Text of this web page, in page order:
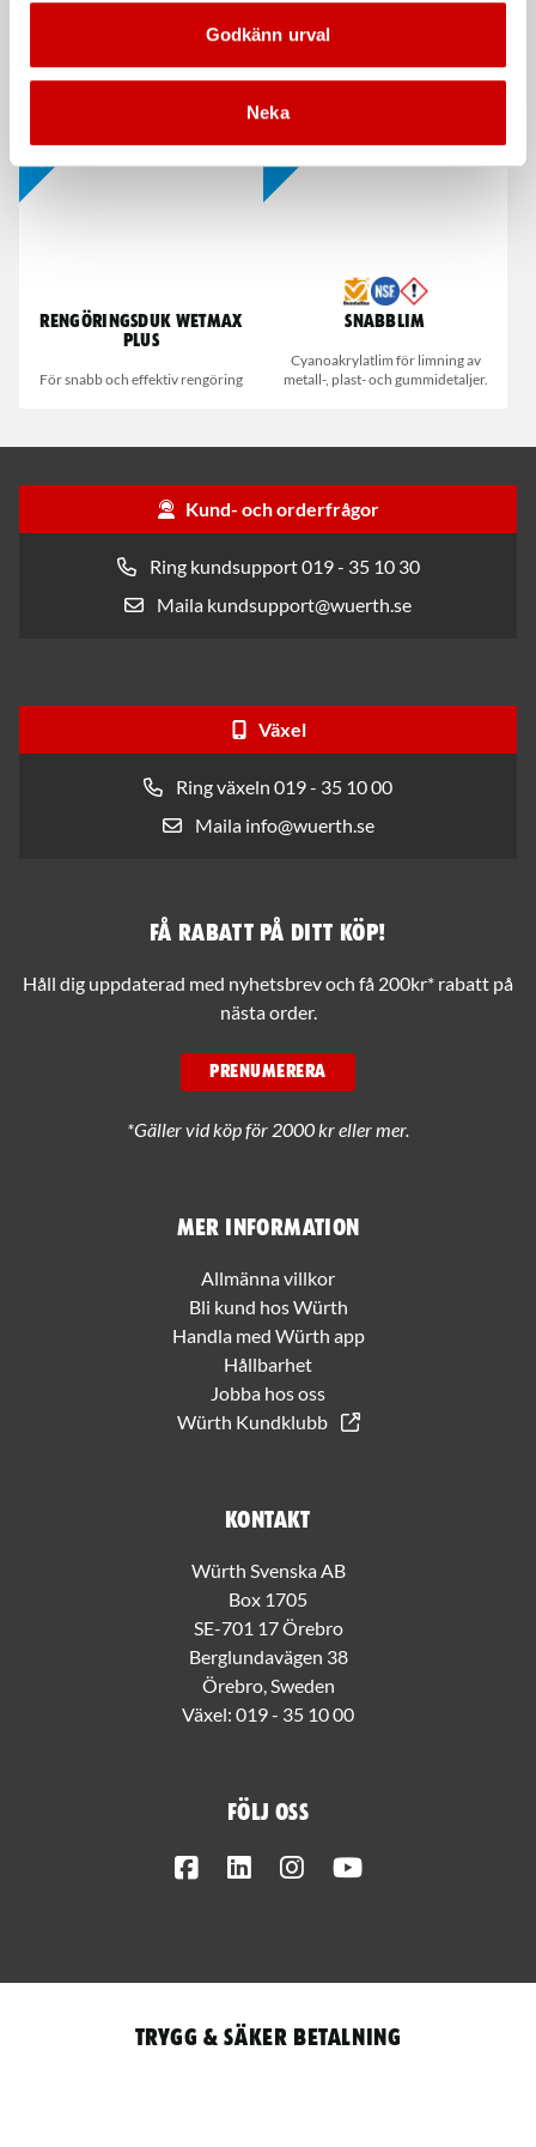
Godkänn urval
Neka
Smalt utförande
Våtservett för glasögon
Dispenserbox med 100 st.
Kampanj
Rengöringsduk Wetmax
Plus
För snabb och effektiv rengöring
Kampanj
Snabblim
Cyanoakrylatlim för limning av
metall-, plast- och gummidetaljer.
Kund- och orderfrågor
Ring kundsupport 019 - 35 10 30
Maila kundsupport@wuerth.se
Växel
Ring växeln 019 - 35 10 00
Maila info@wuerth.se
Mer information
Allmänna villkor
Bli kund hos Würth
Handla med Würth app
Hållbarhet
Jobba hos oss
Würth Kundklubb
Kontakt
Würth Svenska AB
Box 1705
SE-701 17 Örebro
Berglundavägen 38
Örebro, Sweden
Växel: 019 - 35 10 00
Följ oss
FacebookLinkedInInstagram
Få rabatt på ditt köp!
Håll dig uppdaterad med nyhetsbrev och få 200kr* rabatt på
nästa order.
PRENUMERERA
*Gäller vid köp för 2000 kr eller mer.
Trygg & säker betalning